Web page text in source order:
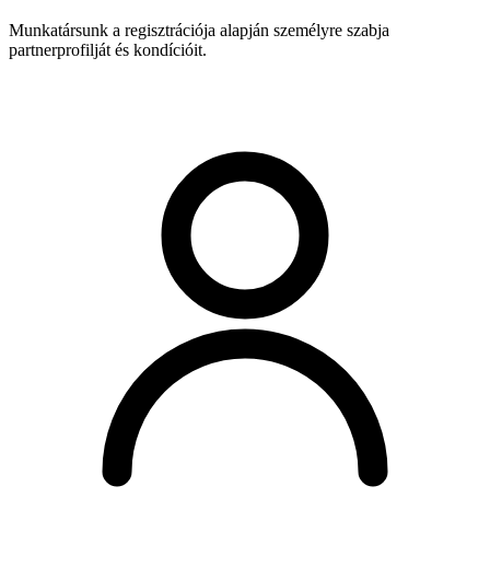
Munkatársunk a regisztrációja alapján személyre szabja
partnerprofilját és kondícióit.